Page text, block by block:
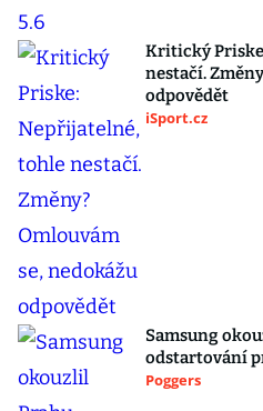
Kritický
nestačí.
odpovědět
iSport.cz
Samsung
odstartování
Poggers